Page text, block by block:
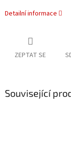
Detailní informace
ZEPTAT SE
Související